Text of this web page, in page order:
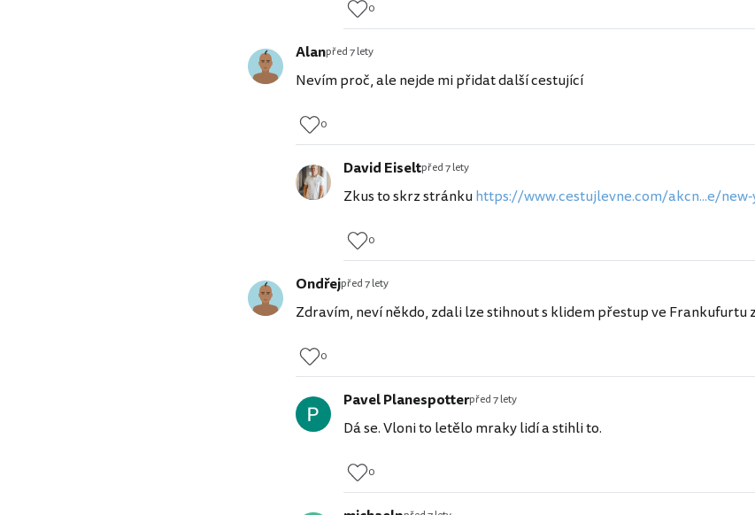
0
Alanpřed 7 lety
Nevím proč, ale nejde mi přidat další cestující
0
David Eiseltpřed 7 lety
Zkus to skrz stránkuhttps://www.cestujlevne.com/akcn...e/
0
Ondřejpřed 7 lety
Zdravím, neví někdo, zdali lze stihnout s klidem přestup ve Frankufurtu
0
Pavel Planespotterpřed 7 lety
Dá se. Vloni to letělo mraky lidí a stihli to.
0